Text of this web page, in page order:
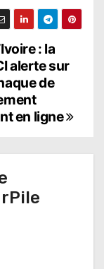
: la
alerte sur
de
en ligne